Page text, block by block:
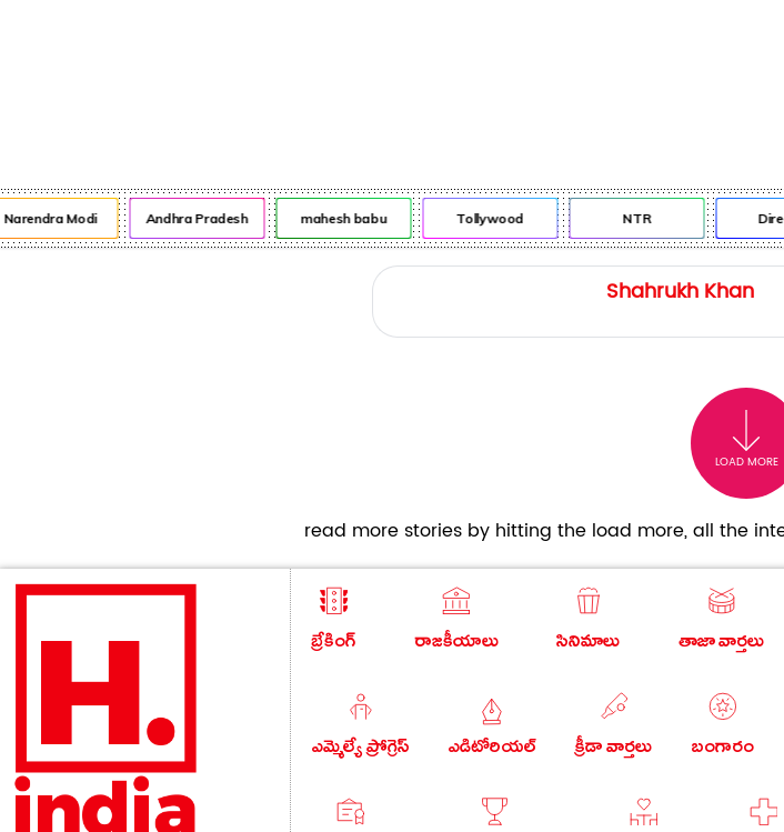
Modi Andhra Pradesh mahesh babu Tollywood NTR
LOAD MORE
read more stories by hitting the load more, all the
బ్రేకింగ్ రాజకీయాలు సినిమాలు తాజా వార్తలు
ఎమ్మెల్యే ప్రోగ్రెస్ ఎడిటోరియల్ క్రీడా వార్తలు బంగారం